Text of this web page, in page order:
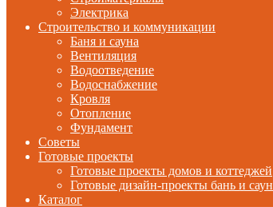
Электрика
Строительство и коммуникации
Баня и сауна
Вентиляция
Водоотведение
Водоснабжение
Кровля
Отопление
Фундамент
Советы
Готовые проекты
Готовые проекты домов и коттеджей
Готовые дизайн-проекты бань и саун
Каталог